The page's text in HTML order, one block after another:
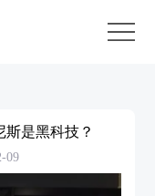
斯是黑科技？
09